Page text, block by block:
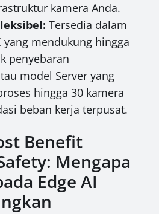
kamera Anda.
Tersedia dalam
yang mendukung hingga
penyebaran
model Server yang
hingga 30 kamera
beban kerja terpusat.
Benefit
Mengapa
Edge AI